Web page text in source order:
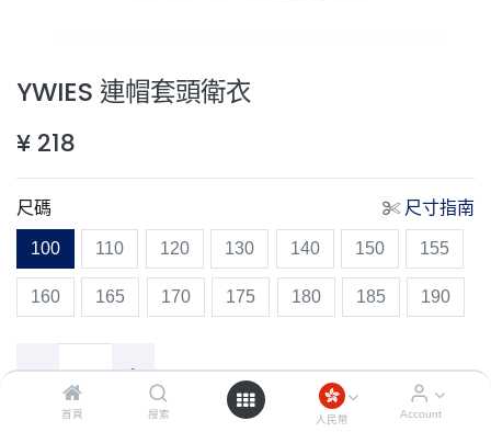
首頁 搜索 人民幣 Account
YWIES 連帽套頭衛衣
¥ 218
尺碼 尺寸指南
100 110 120 130 140 150 155
160 165 170 175 180 185 190